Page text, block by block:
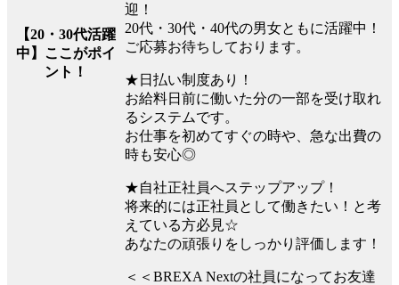
【20・30代活躍
中】ここがポイ
ント！
迎！
20代・30代・40代の男女ともに活躍中！
ご応募お待ちしております。
★日払い制度あり！
お給料日前に働いた分の一部を受け取れ
るシステムです。
お仕事を初めてすぐの時や、急な出費の
時も安心◎
★自社正社員へステップアップ！
将来的には正社員として働きたい！と考
えている方必見☆
あなたの頑張りをしっかり評価します！
＜＜BREXA Nextの社員になってお友達